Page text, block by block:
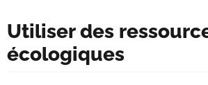
Utiliser des
écologiques